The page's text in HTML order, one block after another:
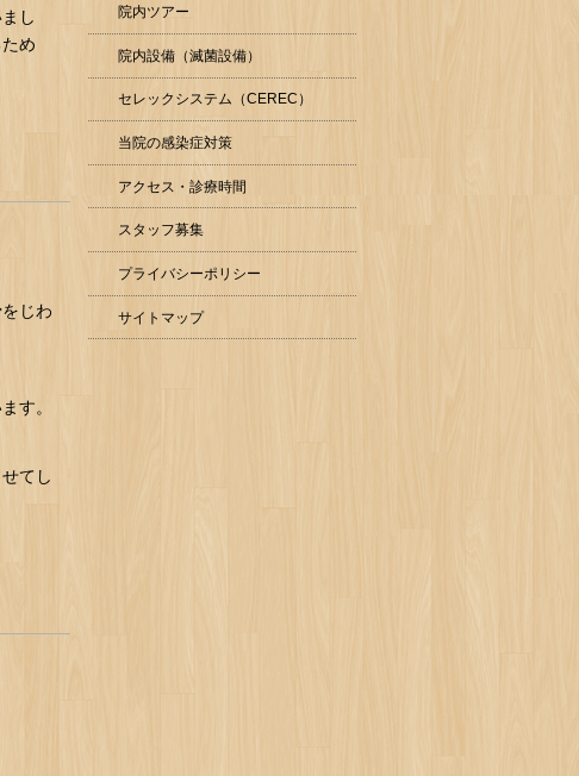
し
め
じわ
す。
てし
院内ツアー
院内設備（滅菌設備）
セレックシステム（CEREC）
当院の感染症対策
アクセス・診療時間
スタッフ募集
プライバシーポリシー
サイトマップ